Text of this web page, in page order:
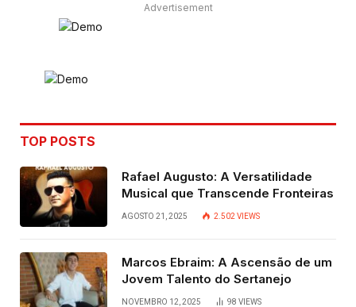
Advertisement
TOP POSTS
Rafael Augusto: A Versatilidade
Musical que Transcende Fronteiras
AGOSTO 21, 2025 2.502 VIEWS
Marcos Ebraim: A Ascensão de um
Jovem Talento do Sertanejo
NOVEMBRO 12, 2025 98 VIEWS